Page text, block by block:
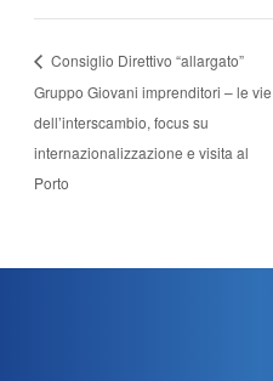
Consiglio Direttivo “allargato”
Gruppo Giovani imprenditori – le vie
dell’interscambio, focus su
internazionalizzazione e visita al
Porto